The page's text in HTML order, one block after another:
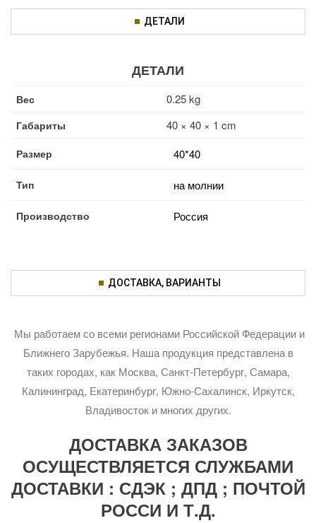
ДЕТАЛИ
ДЕТАЛИ
Вес 0.25 kg
Габариты 40 × 40 × 1 cm
Размер 40*40
Тип на молнии
Производство Россия
ДОСТАВКА, ВАРИАНТЫ
Мы работаем со всеми регионами Российской Федерации и
Ближнего Зарубежья. Наша продукция представлена в
таких городах, как Москва, Санкт-Петербург, Самара,
Калининград, Екатеринбург, Южно-Сахалинск, Иркутск,
Владивосток и многих других.
ДОСТАВКА ЗАКАЗОВ
ОСУЩЕСТВЛЯЕТСЯ СЛУЖБАМИ
ДОСТАВКИ : СДЭК ; ДПД ; ПОЧТОЙ
РОССИ И Т.Д.